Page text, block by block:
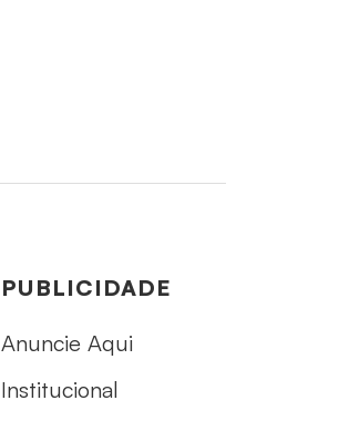
PUBLICIDADE
Anuncie Aqui
Institucional